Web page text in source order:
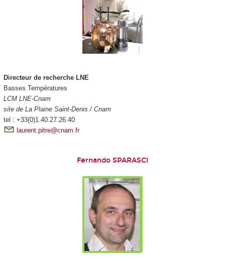
Directeur de recherche LNE
Basses Températures
LCM LNE-Cnam
site de La Plaine Saint-Denis / Cnam
tel : +33(0)1.40.27.26.40
laurent.pitre@cnam.fr
Fernando SPARASCI